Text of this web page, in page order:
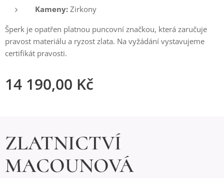
Kameny: Zirkony
Šperk je opatřen platnou puncovní značkou, která zaručuje
pravost materiálu a ryzost zlata. Na vyžádání vystavujeme
certifikát pravosti.
14 190,00 Kč
ZLATNICTVÍ
MACOUNOVÁ